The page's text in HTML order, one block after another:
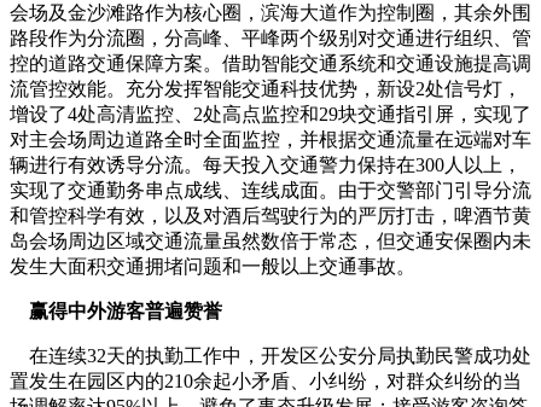
会场及金沙滩路作为核心圈，滨海大道作为控制圈，其余外围
路段作为分流圈，分高峰、平峰两个级别对交通进行组织、管
控的道路交通保障方案。借助智能交通系统和交通设施提高调
流管控效能。充分发挥智能交通科技优势，新设2处信号灯，
增设了4处高清监控、2处高点监控和29块交通指引屏，实现了
对主会场周边道路全时全面监控，并根据交通流量在远端对车
辆进行有效诱导分流。每天投入交通警力保持在300人以上，
实现了交通勤务串点成线、连线成面。由于交警部门引导分流
和管控科学有效，以及对酒后驾驶行为的严厉打击，啤酒节黄
岛会场周边区域交通流量虽然数倍于常态，但交通安保圈内未
发生大面积交通拥堵问题和一般以上交通事故。
赢得中外游客普遍赞誉
在连续32天的执勤工作中，开发区公安分局执勤民警成功处
置发生在园区内的210余起小矛盾、小纠纷，对群众纠纷的当